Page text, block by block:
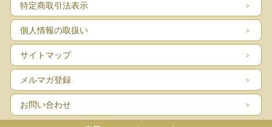
特定商取引法表示
個人情報の取扱い
サイトマップ
メルマガ登録
お問い合わせ